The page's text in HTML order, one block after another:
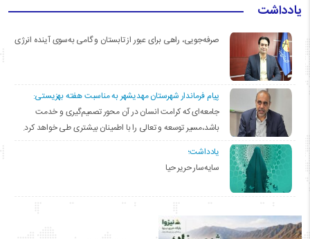
یادداشت
صرفه‌جویی، راهی برای عبور از تابستان و گامی به‌سوی آینده انرژی
پیام فرماندار شهرستان مهدیشهر به مناسبت هفته بهزیستی:
جامعه‌ای که کرامت انسان در آن محور تصمیم‌گیری و خدمت
باشد،مسیر توسعه و تعالی را با اطمینان بیشتری طی خواهد کرد.
یادداشت؛
سایه‌سار حریر حیا